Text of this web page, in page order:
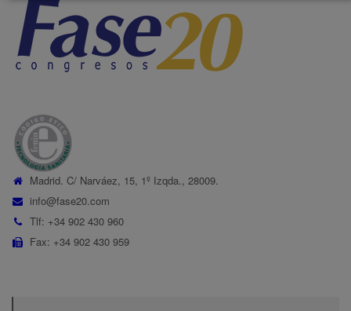
Madrid. C/ Narváez, 15, 1º Izqda., 28009.
info@fase20.com
Tlf: +34 902 430 960
Fax: +34 902 430 959